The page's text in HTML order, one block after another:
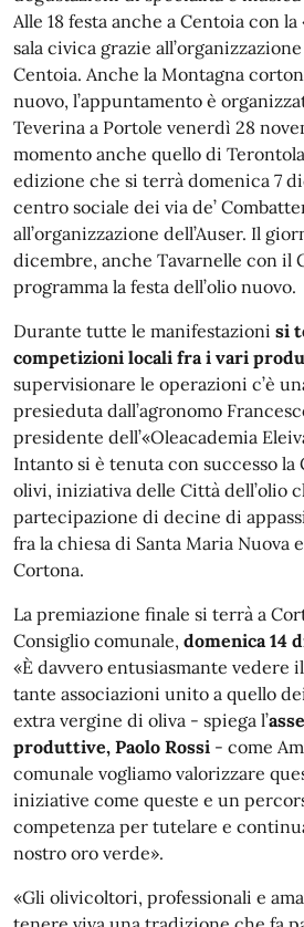
Alle 18 festa anche a Centoia con
sala civica grazie
Centoia. Anche la Montagna
nuovo, l’appuntamento è
Teverina a Portole venerdì 28
momento anche quello di
edizione che si terrà domenica 7
centro sociale dei via de’
all’organizzazione dell’Auser. Il
dicembre, anche Tavarnelle con il
programma la festa dell’olio nuovo.
Durante tutte le manifestazioni si
competizioni locali fra i vari
supervisionare le operazioni c’è
presieduta dall’agronomo
presidente dell’«Oleacademia
Intanto si è tenuta con successo la
olivi, iniziativa delle Città dell’olio
partecipazione di decine di
fra la chiesa di Santa Maria Nuova
Cortona.
La premiazione finale si terrà a
Consiglio comunale, domenica 14
«È davvero entusiasmante vedere
tante associazioni unito a quello
extra vergine di oliva - spiega l’
produttive, Paolo Rossi - come
comunale vogliamo valorizzare
iniziative come queste e un
competenza per tutelare e
nostro oro verde».
«Gli olivicoltori, professionali e